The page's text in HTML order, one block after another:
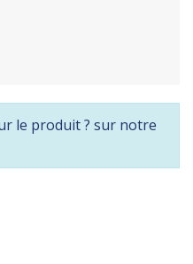
le produit ? sur notre